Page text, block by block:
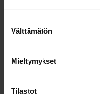
valinta
Välttämätön
Mieltymykset
Tilastot
direktiivin 6 artiklan 4